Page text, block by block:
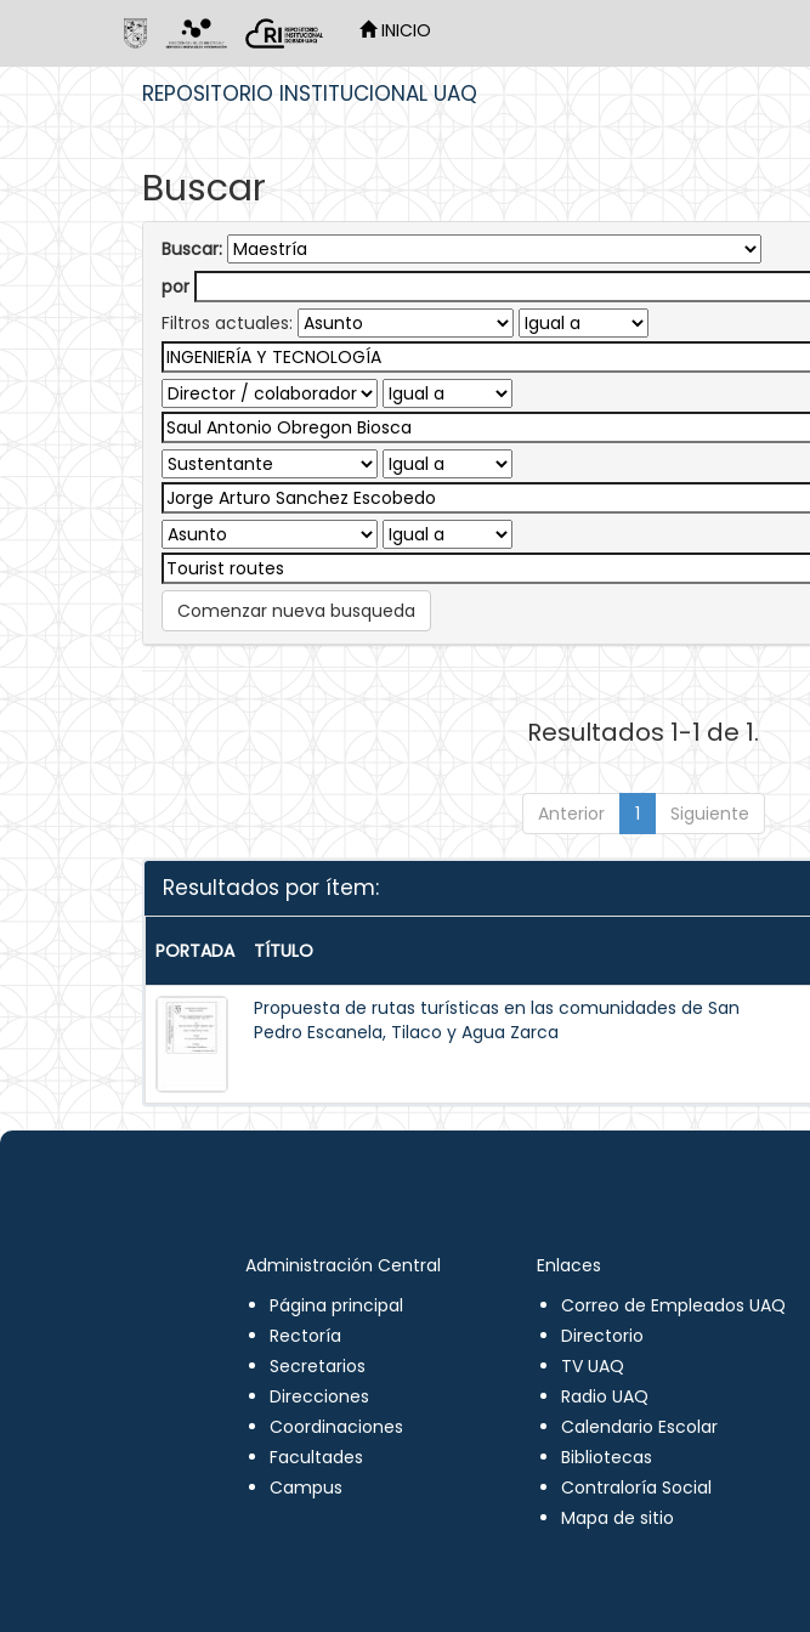
INICIO
REPOSITORIO INSTITUCIONAL UAQ
Buscar
Buscar:
por
Filtros actuales:
Comenzar nueva busqueda
Resultados 1-1 de 1.
Anterior 1 Siguiente
Resultados por ítem:
PORTADA TÍTULO
Propuesta de rutas turísticas en las comunidades de San
Pedro Escanela, Tilaco y Agua Zarca
Administración Central
Página principal
Rectoría
Secretarios
Direcciones
Coordinaciones
Facultades
Campus
Enlaces
Correo de Empleados UAQ
Directorio
TV UAQ
Radio UAQ
Calendario Escolar
Bibliotecas
Contraloría Social
Mapa de sitio